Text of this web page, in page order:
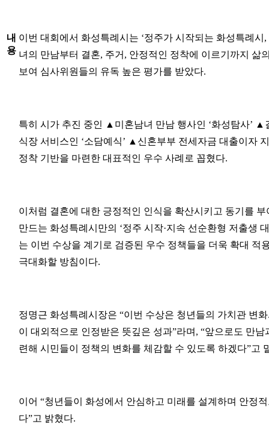
내
용
이번 대회에서 화성특례시는 ‘정주가 시작되는 화성특례
녀의 만남부터 결혼, 주거, 안정적인 정착에 이르기까지
보여 심사위원들의 유독 높은 평가를 받았다.
특히 시가 추진 중인 ▲미혼남녀 만남 행사인 ‘화성탐사’
식장 서비스인 ‘소담예식’ ▲신혼부부 전세자금 대출이자
정착 기반을 마련한 대표적인 우수 사례로 꼽혔다.
이처럼 결혼에 대한 긍정적인 인식을 확산시키고 동기를
만드는 화성특례시만의 ‘정주 시작·지속 선순환형 저출생
는 이번 수상을 계기로 검증된 우수 정책들을 더욱 확대
극대화할 방침이다.
정명근 화성특례시장은 “이번 수상은 청년들의 가치관 변
이 대외적으로 인정받은 뜻깊은 성과”라며, “앞으로도 만
련해 시민들이 정책의 변화를 체감할 수 있도록 하겠다”고
이어 “청년들이 화성에서 안심하고 미래를 설계하며 안정
다”고 밝혔다.